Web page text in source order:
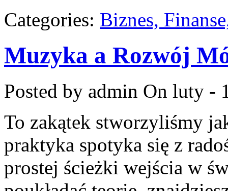
Categories: Biznes,
Muzyka a Rozwój
Posted by admin On luty -
To zakątek stworzyliśmy
praktyka spotyka się z
prostej ścieżki wejścia w